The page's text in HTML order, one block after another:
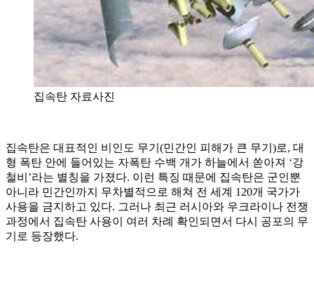
집속탄 자료사진
집속탄은 대표적인 비인도 무기(민간인 피해가 큰 무기)로, 대
형 폭탄 안에 들어있는 자폭탄 수백 개가 하늘에서 쏟아져 ‘강
철비’라는 별칭을 가졌다. 이런 특징 때문에 집속탄은 군인뿐
아니라 민간인까지 무차별적으로 해쳐 전 세계 120개 국가가
사용을 금지하고 있다. 그러나 최근 러시아와 우크라이나 전쟁
과정에서 집속탄 사용이 여러 차례 확인되면서 다시 공포의 무
기로 등장했다.